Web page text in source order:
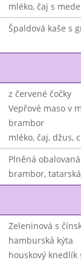
mléko, čaj s
Špaldová kaše s
z červené čočky
Vepřové maso v
brambor
mléko, čaj, džus,
Plněná
brambor,
Zeleninová s
hamburská kýta
houskový